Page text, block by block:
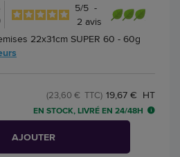
5/5 -
2 avis
22x31cm SUPER 60 - 60g
19,67 € HT
(23,60 € TTC)
EN STOCK, LIVRÉ EN 24/48H
AJOUTER